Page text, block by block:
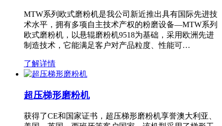
MTW系列欧式磨粉机是我公司新近推出具有国际先进技
术水平，拥有多项自主技术产权的粉磨设备—MTW系列
欧式磨粉机，以悬辊磨粉机9518为基础，采用欧洲先进
制造技术，它能满足客户对产品粒度、性能可…
了解详情
超压梯形磨粉机
获得了CE和国家证书，超压梯形磨粉机享誉澳大利亚、